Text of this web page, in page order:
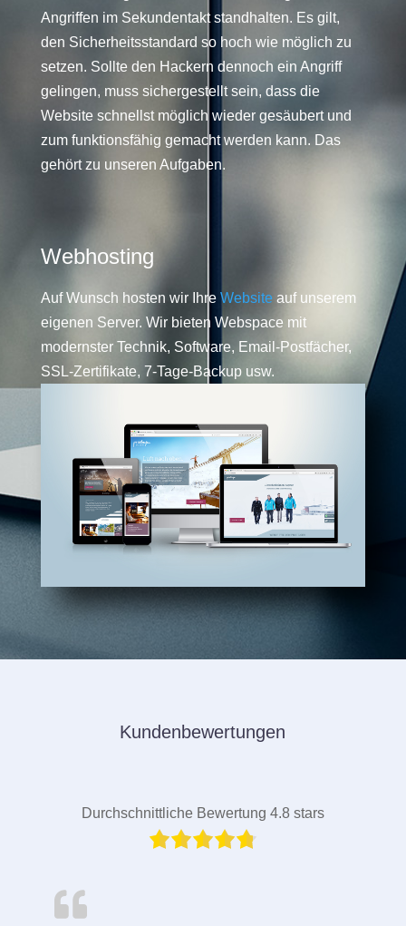
Angriffen im Sekundentakt standhalten. Es gilt,
den Sicherheitsstandard so hoch wie möglich zu
setzen. Sollte den Hackern dennoch ein Angriff
gelingen, muss sichergestellt sein, dass die
Website schnellst möglich wieder gesäubert und
zum funktionsfähig gemacht werden kann. Das
gehört zu unseren Aufgaben.
Webhosting
Auf Wunsch hosten wir Ihre Website auf unserem
eigenen Server. Wir bieten Webspace mit
modernster Technik, Software, Email-Postfächer,
SSL-Zertifikate, 7-Tage-Backup usw.
Kundenbewertungen
Durchschnittliche Bewertung 4.8 stars